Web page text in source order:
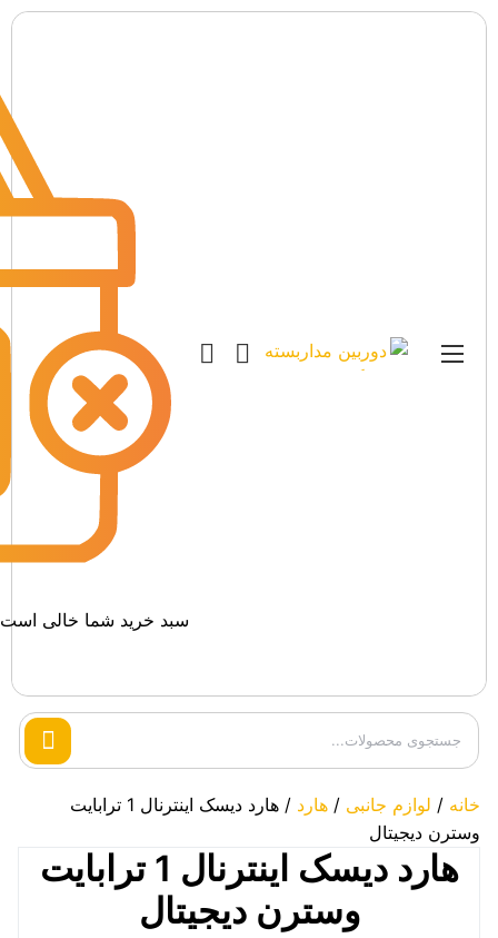
سبد خرید شما خالی
Search
خانه / لوازم جانبی / هارد
/ هارد دیسک اینترنال 1 ترابایت
وسترن دیجیتال
هارد دیسک اینترنال 1 ترابایت
وسترن دیجیتال